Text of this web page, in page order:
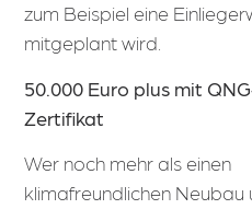
zum Beispiel eine
mitgeplant wird.
50.000 Euro plus mit
Zertifikat
Wer noch mehr als einen
klimafreundlichen Neubau